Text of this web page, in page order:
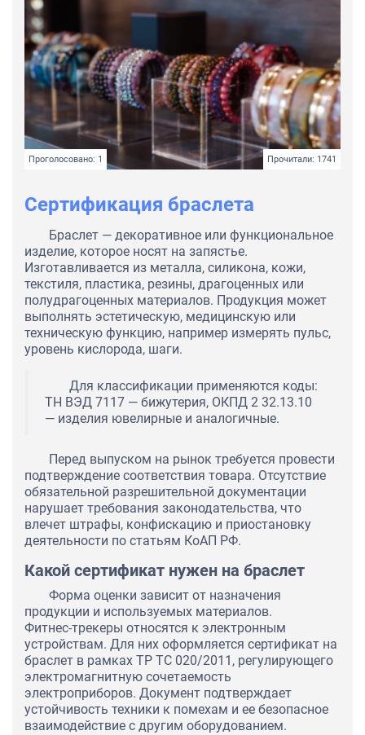
Проголосовано: 1 Прочитали: 1741
Сертификация браслета
Браслет — декоративное или функциональное
изделие, которое носят на запястье.
Изготавливается из металла, силикона, кожи,
текстиля, пластика, резины, драгоценных или
полудрагоценных материалов. Продукция может
выполнять эстетическую, медицинскую или
техническую функцию, например измерять пульс,
уровень кислорода, шаги.
Для классификации применяются коды:
ТН ВЭД 7117 — бижутерия, ОКПД 2 32.13.10
— изделия ювелирные и аналогичные.
Перед выпуском на рынок требуется провести
подтверждение соответствия товара. Отсутствие
обязательной разрешительной документации
нарушает требования законодательства, что
влечет штрафы, конфискацию и приостановку
деятельности по статьям КоАП РФ.
Какой сертификат нужен на браслет
Форма оценки зависит от назначения
продукции и используемых материалов.
Фитнес-трекеры относятся к электронным
устройствам. Для них оформляется сертификат на
браслет в рамках ТР ТС 020/2011, регулирующего
электромагнитную сочетаемость
электроприборов. Документ подтверждает
устойчивость техники к помехам и ее безопасное
взаимодействие с другим оборудованием.